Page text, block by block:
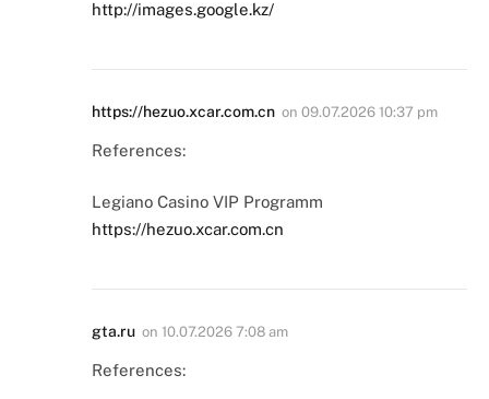
http://images.google.kz/
https://hezuo.xcar.com.cn on 09.07.2026 10:37 pm
References:
Legiano Casino VIP Programm
https://hezuo.xcar.com.cn
gta.ru on 10.07.2026 7:08 am
References: